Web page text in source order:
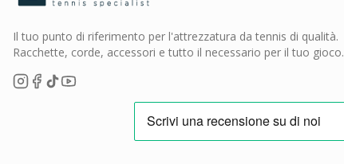
Il tuo punto di riferimento per l'attrezzatura da tennis di qualità.
Racchette, corde, accessori e tutto il necessario per il tuo gioco.